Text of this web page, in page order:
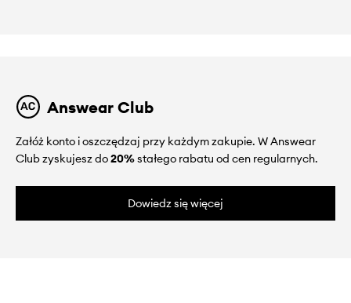
Answear Club
Załóż konto i oszczędzaj przy każdym zakupie. W Answear
Club zyskujesz do20%stałego rabatu od cen regularnych.
Dowiedz się więcej